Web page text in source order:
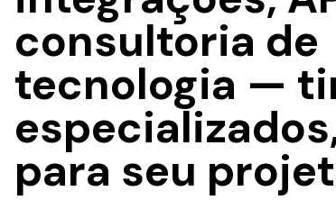
consultoria de
tecnologia —
para seu